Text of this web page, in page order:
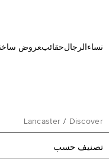
نساء الرجالحقائب‍عروض
Discover
/
Lancaster
تصنيف حسب